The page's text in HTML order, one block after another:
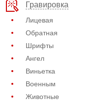
Гравировка
Лицевая
Обратная
Шрифты
Ангел
Виньетка
Военным
Животные